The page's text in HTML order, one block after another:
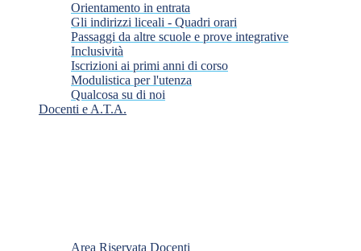
Orientamento in entrata
Gli indirizzi liceali - Quadri orari
Passaggi da altre scuole e prove integrative
Inclusività
Iscrizioni ai primi anni di corso
Modulistica per l'utenza
Qualcosa su di noi
Docenti e A.T.A.
Area Riservata Docenti